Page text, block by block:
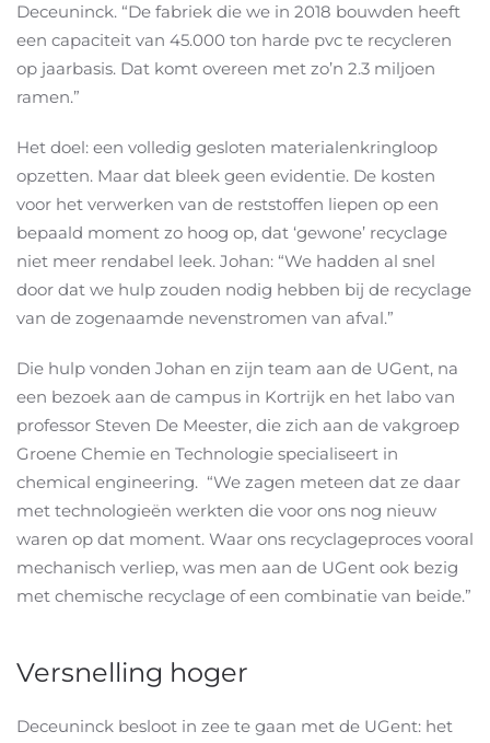
Deceuninck. “De fabriek die we in 2018 bouwden heeft
een capaciteit van 45.000 ton harde pvc te recycleren
op jaarbasis. Dat komt overeen met zo’n 2.3 miljoen
ramen.”
Het doel: een volledig gesloten materialenkringloop
opzetten. Maar dat bleek geen evidentie. De kosten
voor het verwerken van de reststoffen liepen op een
bepaald moment zo hoog op, dat ‘gewone’ recyclage
niet meer rendabel leek. Johan: “We hadden al snel
door dat we hulp zouden nodig hebben bij de recyclage
van de zogenaamde nevenstromen van afval.”
Die hulp vonden Johan en zijn team aan de UGent, na
een bezoek aan de campus in Kortrijk en het labo van
professor Steven De Meester, die zich aan de vakgroep
Groene Chemie en Technologie specialiseert in
chemical engineering. “We zagen meteen dat ze daar
met technologieën werkten die voor ons nog nieuw
waren op dat moment. Waar ons recyclageproces vooral
mechanisch verliep, was men aan de UGent ook bezig
met chemische recyclage of een combinatie van beide.”
Versnelling hoger
Deceuninck besloot in zee te gaan met de UGent: het